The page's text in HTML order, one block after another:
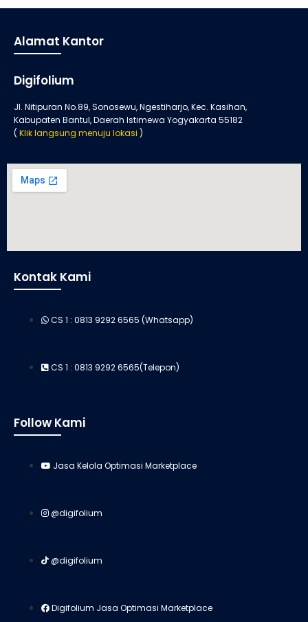
Alamat Kantor
Digifolium
Jl. Nitipuran No.89, Sonosewu, Ngestiharjo, Kec. Kasihan,
Kabupaten Bantul, Daerah Istimewa Yogyakarta 55182
( Klik langsung menuju lokasi )
Kontak Kami
CS 1 : 0813 9292 6565 (Whatsapp)
CS 1 : 0813 9292 6565(Telepon)
Follow Kami
Jasa Kelola Optimasi Marketplace
@digifolium
@digifolium
Digifolium Jasa Optimasi Marketplace